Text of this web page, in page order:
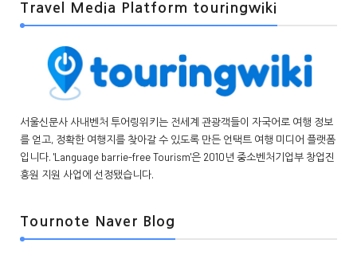
Travel Media Platform touringwiki
서울신문사 사내벤처 투어링위키는 전세계 관광객들이 자국어로 여행 정보
를 얻고, 정확한 여행지를 찾아갈 수 있도록 만든 언택트 여행 미디어 플랫폼
입니다. 'Language barrie-free Tourism'은 2010년 중소벤처기업부 창업진
흥원 지원 사업에 선정됐습니다.
Tournote Naver Blog